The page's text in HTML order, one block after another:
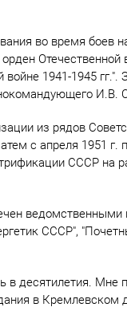
во время боев
войне 1941-1945
И.В.
из рядов
с апреля 1951
СССР на
СССР",
десятилетия. Мне
в